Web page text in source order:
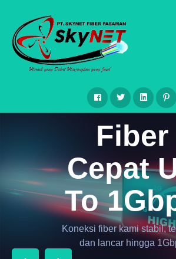
content
PT Skynet Fiber
Fiber
Cepat
To
Koneksi fiber kami stabil,
dan lancar hingga